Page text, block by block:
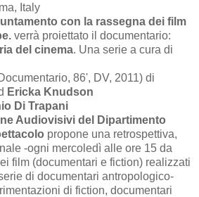
Italy
con la rassegna dei film
verrà proiettato il documentario:
del cinema. Una serie a cura di
86', DV, 2011) di
Ericka Knudson
Di Trapani
Audiovisivi del Dipartimento
propone una retrospettiva,
-ogni mercoledì alle ore 15 da
film (documentari e fiction) realizzati
di documentari antropologico-
di fiction, documentari